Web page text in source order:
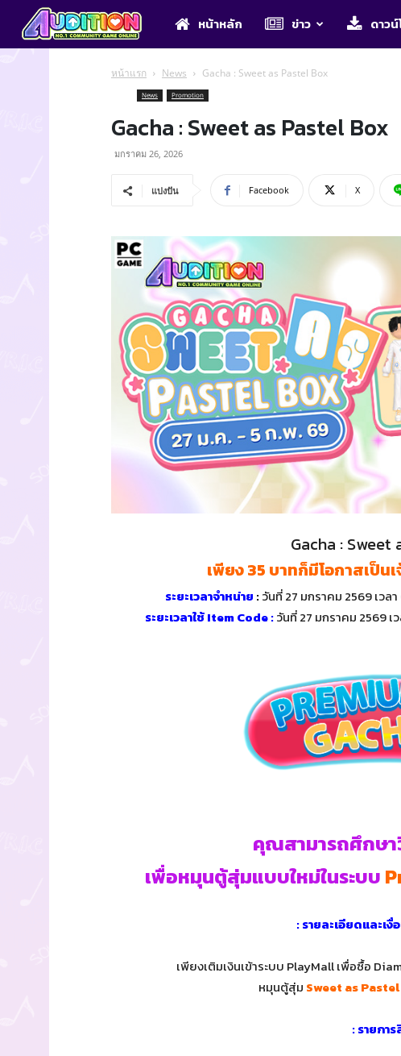
Auditionหน้าหลัก ข่าว ดาว
หน้าแรก News Gacha : Sweet as Pastel Box
News Promotion
Gacha : Sweet as Pastel Box
มกราคม 26, 2026
แบ่งปัน Facebook X
Gacha : Sweet
เพียง 35 บาทก็มีโอกาสเป็น
ระยะเวลาจำหน่าย :วันที่ 27 มกราคม 2569 เวล
ระยะเวลาใช้ Item Code :วันที่ 27 มกราคม 2569 เ
คุณสามารถศึกษา
เพื่อหมุนตู้สุ่มแบบใหม่ในระบบ
: รายละเอียดและเงื่
เพียงเติมเงินเข้าระบบ PlayMall เพื่อซื้อ
หมุนตู้สุ่ม Sweet as
: รายกา